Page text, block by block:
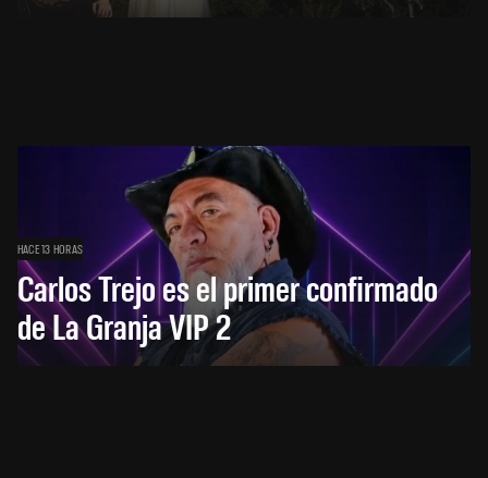
HACE 13 HORAS
Carlos Trejo es el primer confirmado
de La Granja VIP 2